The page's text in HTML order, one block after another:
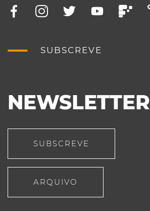
SUBSCREVE
NEWSLETTER
SUBSCREVE
ARQUIVO